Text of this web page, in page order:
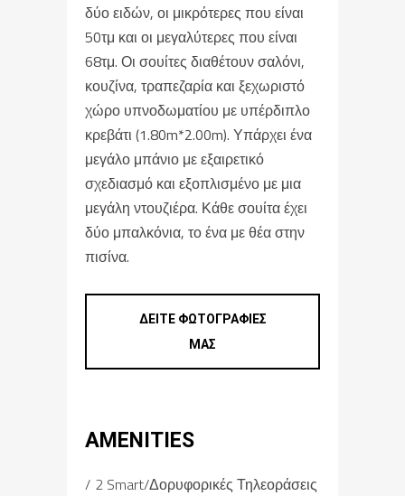
δύο ειδών, οι μικρότερες που είναι
50τμ και οι μεγαλύτερες που είναι
68τμ. Οι σουίτες διαθέτουν σαλόνι,
κουζίνα, τραπεζαρία και ξεχωριστό
χώρο υπνοδωματίου με υπέρδιπλο
κρεβάτι (1.80m*2.00m). Υπάρχει ένα
μεγάλο μπάνιο με εξαιρετικό
σχεδιασμό και εξοπλισμένο με μια
μεγάλη ντουζιέρα. Κάθε σουίτα έχει
δύο μπαλκόνια, το ένα με θέα στην
πισίνα.
ΔΕΙΤΕ ΦΩΤΟΓΡΑΦΙΕΣ
ΜΑΣ
AMENITIES
2 Smart/Δορυφορικές Τηλεοράσεις